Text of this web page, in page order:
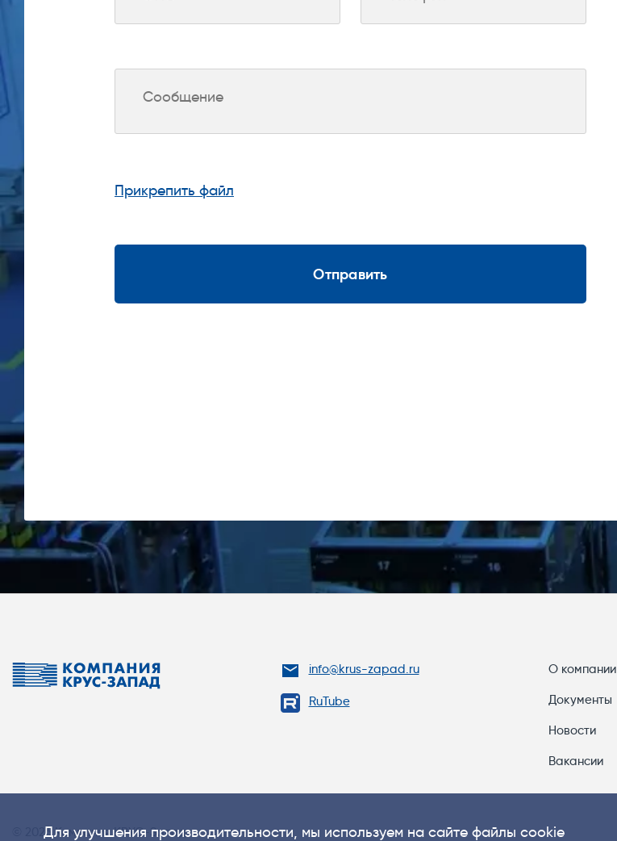
Прикрепить файл
Отправить
info@krus-zapad.ru
RuTube
О компании
Документы
Новости
Вакансии
© 2026 Компания КРУС-Запад
Для улучшения производительности, мы используем на сайте файлы cookie